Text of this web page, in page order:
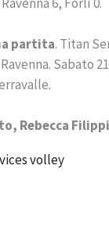
partita. Titan
Sabato
Rebecca
volley